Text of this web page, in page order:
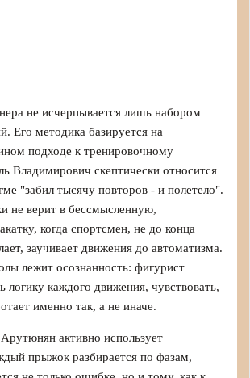
не исчерпывается лишь набором
Его методика базируется на
подходе к тренировочному
Владимирович скептически относится
"забил тысячу повторов - и полетело".
не верит в бессмысленную,
когда спортсмен, не до конца
заучивает движения до автоматизма.
лежит осознанность: фигурист
логику каждого движения, чувствовать,
именно так, а не иначе.
активно использует
прыжок разбирается по фазам,